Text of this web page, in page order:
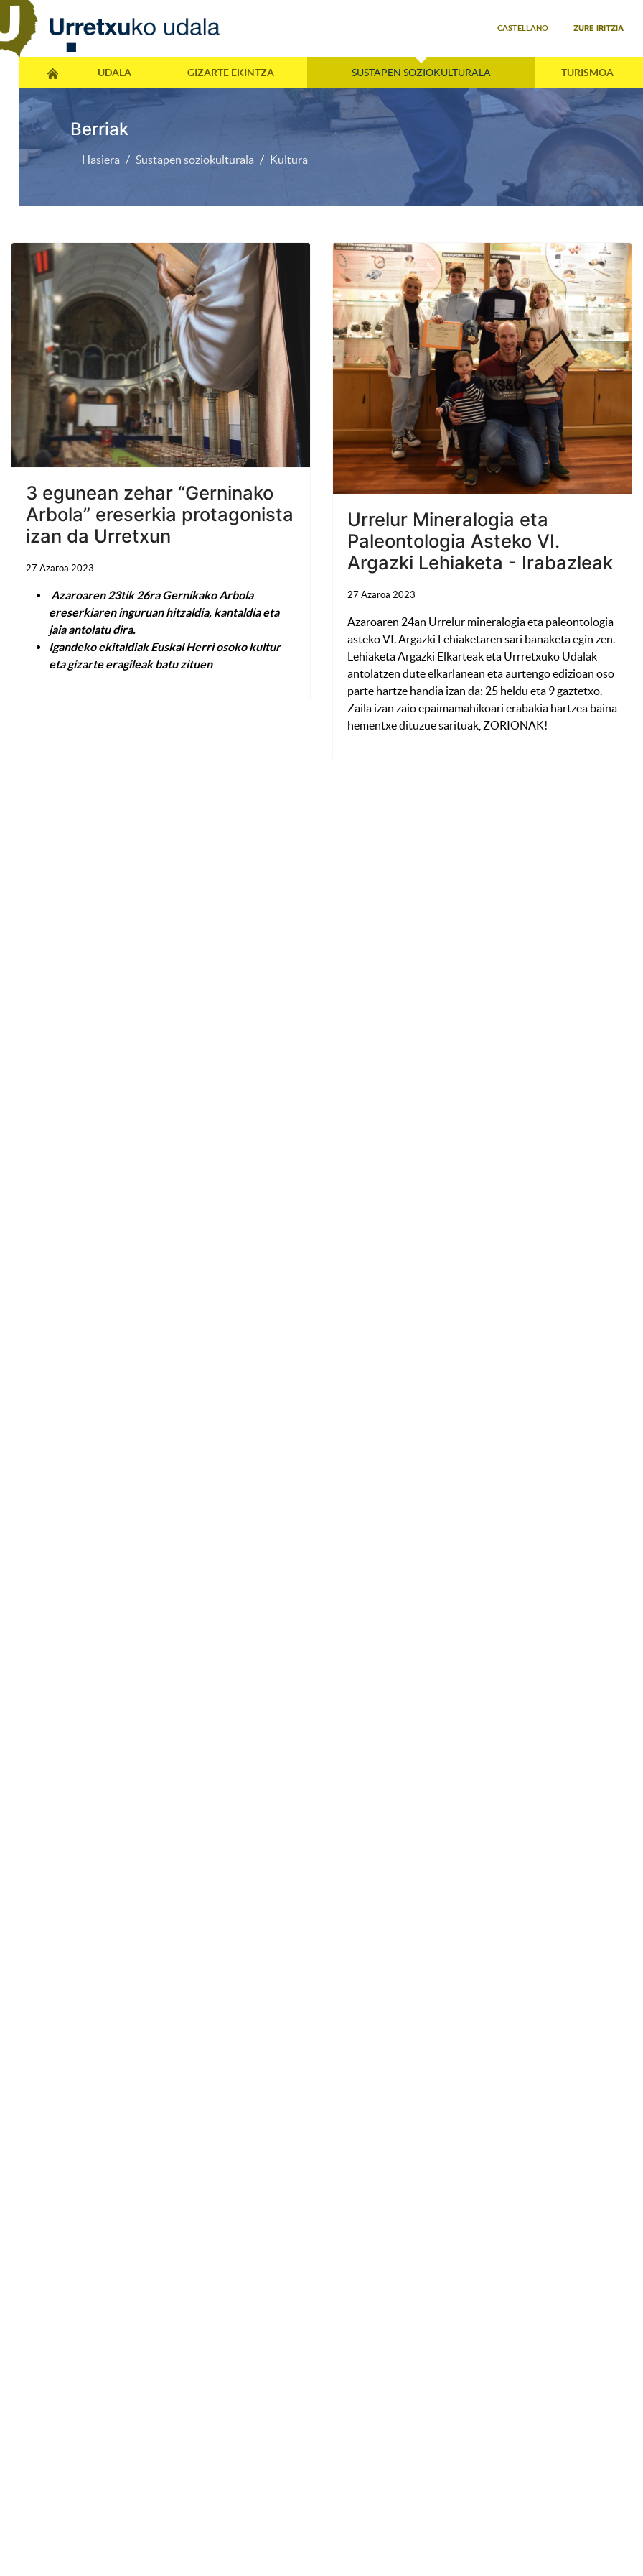
CASTELLANO ZURE IRITZIA
UDALA GIZARTE EKINTZA SUSTAPEN SOZIOKULTURALA TURISMOA
Berriak
Hasiera Sustapen soziokulturala Kultura
3 egunean zehar “Gerninako
Arbola” ereserkia protagonista
izan da Urretxun
27 Azaroa 2023
Azaroaren 23tik 26ra Gernikako Arbola
ereserkiaren inguruan hitzaldia, kantaldia eta
jaia antolatu dira.
Igandeko ekitaldiak Euskal Herri osoko kultur
eta gizarte eragileak batu zituen
Urrelur Mineralogia eta
Paleontologia Asteko VI.
Argazki Lehiaketa - Irabazleak
27 Azaroa 2023
Azaroaren 24an Urrelur mineralogia eta paleontologia
asteko VI. Argazki Lehiaketaren sari banaketa egin zen.
Lehiaketa Argazki Elkarteak eta Urrretxuko Udalak
antolatzen dute elkarlanean eta aurtengo edizioan oso
parte hartze handia izan da: 25 heldu eta 9 gaztetxo.
Zaila izan zaio epaimamahikoari erabakia hartzea baina
hementxe dituzue sarituak, ZORIONAK!